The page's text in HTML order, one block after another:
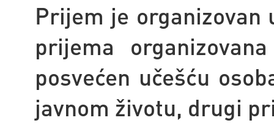
Prijem je organizovan
prijema
posvećen učešću
javnom životu, drugi